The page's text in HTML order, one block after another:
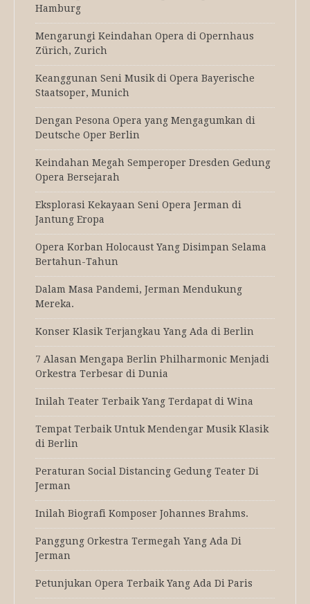
Hamburg
Mengarungi Keindahan Opera di Opernhaus
Zürich, Zurich
Keanggunan Seni Musik di Opera Bayerische
Staatsoper, Munich
Dengan Pesona Opera yang Mengagumkan di
Deutsche Oper Berlin
Keindahan Megah Semperoper Dresden Gedung
Opera Bersejarah
Eksplorasi Kekayaan Seni Opera Jerman di
Jantung Eropa
Opera Korban Holocaust Yang Disimpan Selama
Bertahun-Tahun
Dalam Masa Pandemi, Jerman Mendukung
Mereka.
Konser Klasik Terjangkau Yang Ada di Berlin
7 Alasan Mengapa Berlin Philharmonic Menjadi
Orkestra Terbesar di Dunia
Inilah Teater Terbaik Yang Terdapat di Wina
Tempat Terbaik Untuk Mendengar Musik Klasik
di Berlin
Peraturan Social Distancing Gedung Teater Di
Jerman
Inilah Biografi Komposer Johannes Brahms.
Panggung Orkestra Termegah Yang Ada Di
Jerman
Petunjukan Opera Terbaik Yang Ada Di Paris